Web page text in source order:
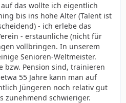
das wollte ich eigentlich
bis ins hohe Alter (Talent ist
- ich erlebe das
- erstaunliche (nicht für
vollbringen. In unserem
Senioren-Weltmeister.
bzw. Pension sind, trainieren
55 Jahre kann man auf
Jüngeren noch relativ gut
zunehmend schwieriger.